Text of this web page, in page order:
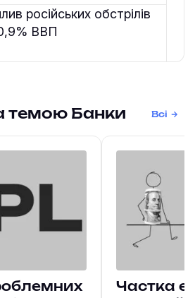
російських обстрілів
ВВП
темою Банки Всі
Частка